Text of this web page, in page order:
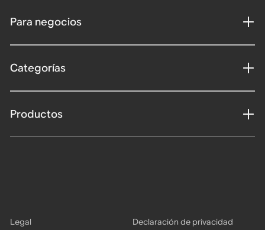
Para negocios
Categorías
Productos
Legal Declaración de privacidad